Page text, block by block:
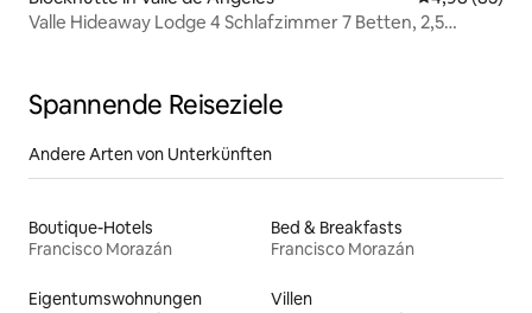
Valle Hideaway Lodge 4 Schlafzimmer 7 Betten, 2,5
Spannende Reiseziele
Andere Arten von Unterkünften
Boutique-Hotels
Francisco Morazán
Bed & Breakfasts
Francisco Morazán
Eigentumswohnungen
Villen